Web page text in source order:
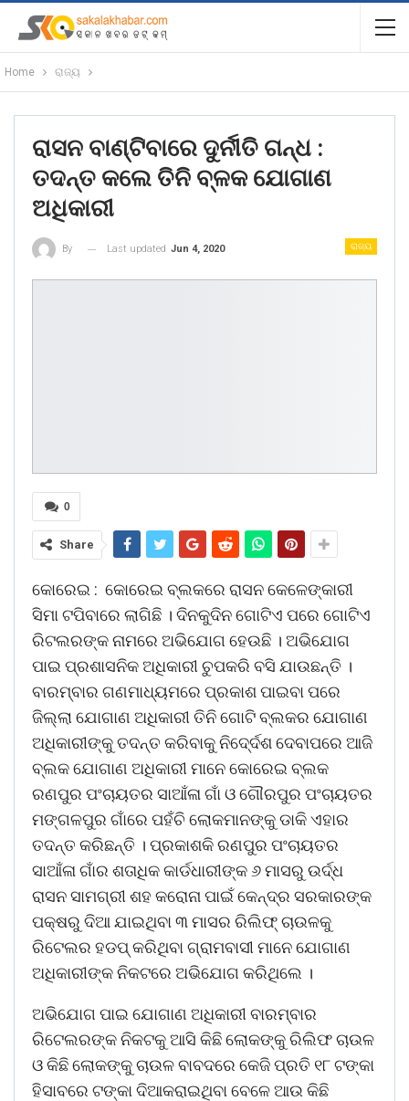
Home ରାଜ୍ୟ
ରାସନ ବାଣ୍ଟିବାରେ ଦୁର୍ନୀତି ଗନ୍ଧ :
ତଦନ୍ତ କଲେ ତିନି ବ୍ଳକ ଯୋଗାଣ
ଅଧିକାରୀ
ରାଜ୍ୟ
By Last updated Jun 4, 2020
0
Share
କୋରେଇ : କୋରେଇ ବ୍ଲକରେ ରାସନ କେଳେଙ୍କାରୀ
ସିମା ଟପିବାରେ ଲାଗିଛି । ଦିନକୁଦିନ ଗୋଟିଏ ପରେ ଗୋଟିଏ
ରିଟଲରଙ୍କ ନାମରେ ଅଭିଯୋଗ ହେଉଛି । ଅଭିଯୋଗ
ପାଇ ପ୍ରଶାସନିକ ଅଧିକାରୀ ଚୁପକରି ବସି ଯାଉଛନ୍ତି ।
ବାରମ୍ବାର ଗଣମାଧ୍ୟମରେ ପ୍ରକାଶ ପାଇବା ପରେ
ଜିଲ୍ଲା ଯୋଗାଣ ଅଧିକାରୀ ତିନି ଗୋଟି ବ୍ଲକର ଯୋଗାଣ
ଅଧିକାରୀଙ୍କୁ ତଦନ୍ତ କରିବାକୁ ନିଦେ୍ର୍ଦଶ ଦେବାପରେ ଆଜି
ବ୍ଲକ ଯୋଗାଣ ଅଧିକାରୀ ମାନେ କୋରେଇ ବ୍ଲକ
ରଣପୁର ପଂଚାୟତର ସାଆଁଳା ଗାଁ ଓ ଗୌରପୁର ପଂଚାୟତର
ମଙ୍ଗଳପୁର ଗାଁରେ ପହଁଚି ଲୋକମାନଙ୍କୁ ଡାକି ଏହାର
ତଦନ୍ତ କରିଛନ୍ତି । ପ୍ରକାଶକି ରଣପୁର ପଂଚାୟତର
ସାଆଁଳା ଗାଁର ଶତାଧିକ କାର୍ଡଧାରୀଙ୍କ ୬ ମାସରୁ ଉର୍ଦ୍ଧ
ରାସନ ସାମଗ୍ରୀ ଶହ କରୋନା ପାଇଁ କେନ୍ଦ୍ର ସରକାରଙ୍କ
ପକ୍ଷରୁ ଦିଆ ଯାଇଥିବା ୩ ମାସର ରିଲିଫ୍ ଚାଉଳକୁ
ରିଟେଲର ହଡପ୍ କରିଥିବା ଗ୍ରାମବାସୀ ମାନେ ଯୋଗାଣ
ଅଧିକାରୀଙ୍କ ନିକଟରେ ଅଭିଯୋଗ କରିଥିଲେ ।
ଅଭିଯୋଗ ପାଇ ଯୋଗାଣ ଅଧିକାରୀ ବାରମ୍ବାର
ରିଟେଲରଙ୍କ ନିକଟକୁ ଆସି କିଛି ଲୋକଙ୍କୁ ରିଲିଫ ଚାଉଳ
ଓ କିଛି ଲୋକଙ୍କୁ ଚାଉଳ ବାବଦରେ କେଜି ପ୍ରତି ୧୮ ଟଙ୍କା
ହିସାବରେ ଟଙ୍କା ଦିଆକରାଇଥିବା ବେଳେ ଆଉ କିଛି